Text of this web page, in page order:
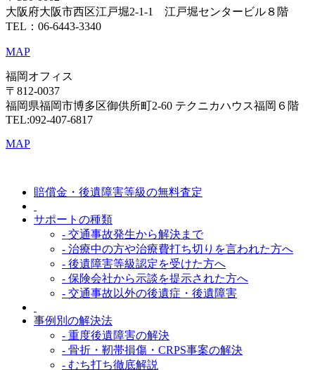
大阪府大阪市西区江戸堀2-1-1 江戸堀センタービル８階
TEL：06-6443-3340
MAP
福岡オフィス
〒812-0037
福岡県福岡市博多区御供所町2-60 テクニカハウス福岡６階
TEL:092-407-6817
MAP
賠償金・後遺障害等級の無料査定
サポートの種類
- 交通事故発生から解決まで
- 治療中の方や治療費打ち切りを言われた方へ
- 後遺障害等級認定を受けた方へ
- 保険会社から示談を提示された方へ
- 交通事故以外の後遺症・後遺障害
事例別の解決法
- 重度後遺障害の解決
- 骨折・靭帯損傷・CRPS事案の解決
- むち打ち徹底解説